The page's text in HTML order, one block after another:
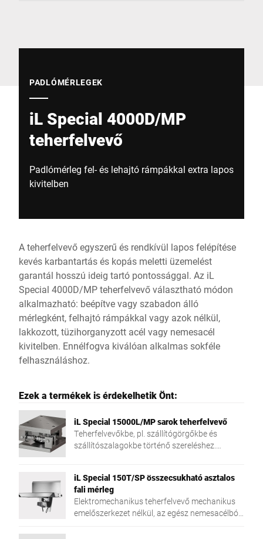
PADLÓMÉRLEGEK
iL Special 4000D/MP
teherfelvevő
Padlómérleg fel- és lehajtó rámpákkal extra lapos
kivitelben
A teherfelvevő egyszerű és rendkívül lapos felépítése
kevés karbantartás és kopás meletti üzemelést
garantál hosszú ideig tartó pontossággal. Az iL
Special 4000D/MP teherfelvevő választható módon
alkalmazható: beépítve vagy szabadon álló
mérlegként, felhajtó rámpákkal vagy azok nélkül,
lakkozott, tüzihorganyzott acél vagy nemesacél
kivitelben. Ennélfogva kiválóan alkalmas sokféle
felhasználáshoz.
Ezek a termékek is érdekelhetik Önt:
iL Special 15000L/MP sarok teherfelvevő
Teherfelvevőkbe, pl. szállítógörgőkbe és
szállítószalagokbe történő szereléshez.
iL Special 150T/SP összecsukható asztalos
fali mérleg
Elektromechanikus teherfelvevő mechanikus
emelőszerkezet nélkül, az egész nemesacélból